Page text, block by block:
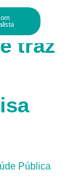
traz
Pública